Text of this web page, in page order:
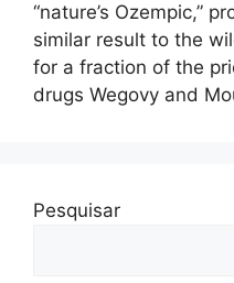
“nature’s Ozempic,”
similar result to the
for a fraction of the
drugs Wegovy and
Pesquisar